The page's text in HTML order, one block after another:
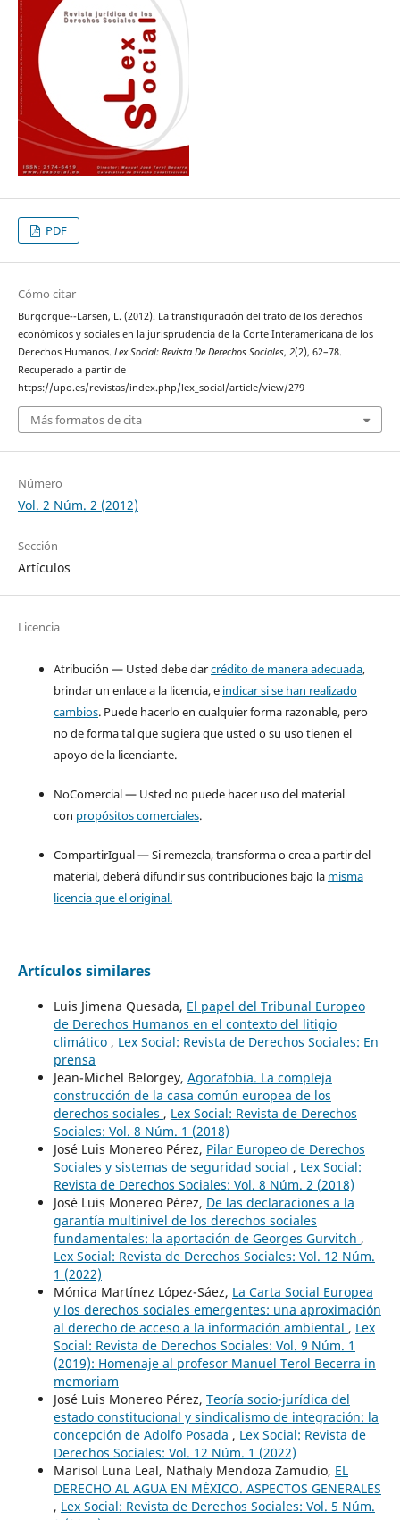
PDF
Cómo citar
Burgorgue--Larsen, L. (2012). La transfiguración del trato de los derechos
económicos y sociales en la jurisprudencia de la Corte Interamericana de los
Derechos Humanos. Lex Social: Revista De Derechos Sociales, 2(2), 62–78.
Recuperado a partir de
https://upo.es/revistas/index.php/lex_social/article/view/279
Más formatos de cita
Número
Vol. 2 Núm. 2 (2012)
Sección
Artículos
Licencia
Atribución — Usted debe darcrédito de manera adecuada,
brindar un enlace a la licencia, e indicar si se han realizado
cambios. Puede hacerlo en cualquier forma razonable, pero
no de forma tal que sugiera que usted o su uso tienen el
apoyo de la licenciante.
NoComercial — Usted no puede hacer uso del material
con propósitos comerciales.
CompartirIgual — Si remezcla, transforma o crea a partir del
material, deberá difundir sus contribuciones bajo la misma
licencia que el original.
Artículos similares
Luis Jimena Quesada, El papel del Tribunal Europeo
de Derechos Humanos en el contexto del litigio
climático , Lex Social: Revista de Derechos Sociales: En
prensa
Jean-Michel Belorgey, Agorafobia. La compleja
construcción de la casa común europea de los
derechos sociales , Lex Social: Revista de Derechos
Sociales: Vol. 8 Núm. 1 (2018)
José Luis Monereo Pérez, Pilar Europeo de Derechos
Sociales y sistemas de seguridad social , Lex Social:
Revista de Derechos Sociales: Vol. 8 Núm. 2 (2018)
José Luis Monereo Pérez, De las declaraciones a la
garantía multinivel de los derechos sociales
fundamentales: la aportación de Georges Gurvitch ,
Lex Social: Revista de Derechos Sociales: Vol. 12 Núm.
1 (2022)
Mónica Martínez López-Sáez, La Carta Social Europea
y los derechos sociales emergentes: una aproximación
al derecho de acceso a la información ambiental , Lex
Social: Revista de Derechos Sociales: Vol. 9 Núm. 1
(2019): Homenaje al profesor Manuel Terol Becerra in
memoriam
José Luis Monereo Pérez, Teoría socio-jurídica del
estado constitucional y sindicalismo de integración: la
concepción de Adolfo Posada , Lex Social: Revista de
Derechos Sociales: Vol. 12 Núm. 1 (2022)
Marisol Luna Leal, Nathaly Mendoza Zamudio, EL
DERECHO AL AGUA EN MÉXICO. ASPECTOS GENERALES
, Lex Social: Revista de Derechos Sociales: Vol. 5 Núm.